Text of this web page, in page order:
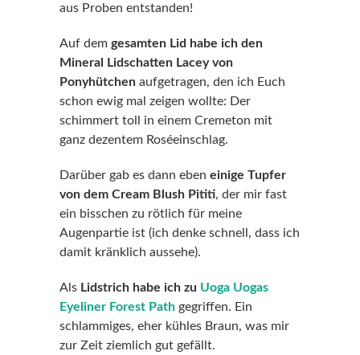
aus Proben entstanden!
Auf dem gesamten Lid habe ich den
Mineral Lidschatten Lacey von
Ponyhütchen aufgetragen, den ich Euch
schon ewig mal zeigen wollte: Der
schimmert toll in einem Cremeton mit
ganz dezentem Roséeinschlag.
Darüber gab es dann eben einige Tupfer
von dem Cream Blush Pititi, der mir fast
ein bisschen zu rötlich für meine
Augenpartie ist (ich denke schnell, dass ich
damit kränklich aussehe).
Als Lidstrich habe ich zu Uoga Uogas
Eyeliner Forest Path gegriffen. Ein
schlammiges, eher kühles Braun, was mir
zur Zeit ziemlich gut gefällt.